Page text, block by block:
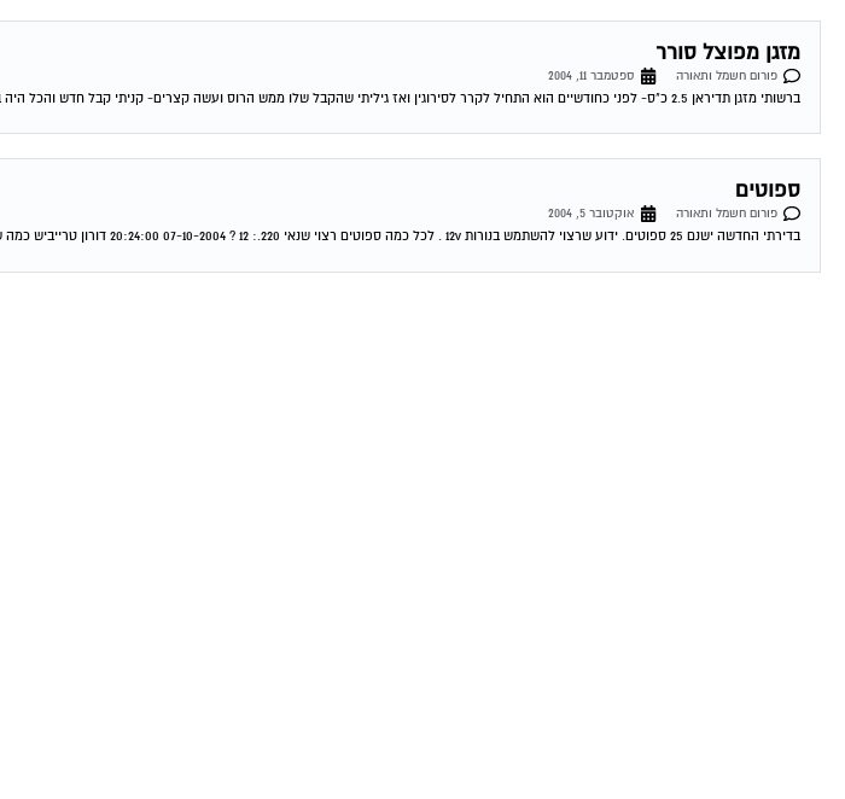
מזגן מפוצל סורר
פורום חשמל ותאורה
ספטמבר 11, 2004
ברשותי מזגן תדיראן 2.5 כ"ס- לפני כחודשיים הוא התחיל לקרר לסירוגין ואז גיליתי שהקבל שלו ממש הרוס ועשה קצרים- קניתי קבל חדש והכל היה בסדר...
ספוטים
פורום חשמל ותאורה
אוקטובר 5, 2004
בדירתי החדשה ישנם 25 ספוטים. ידוע שרצוי להשתמש בנורות 12v . לכל כמה ספוטים רצוי שנאי 220.: 12 ? 07-10-2004 20:24:00 דורון טרייביש כמה שנאים...